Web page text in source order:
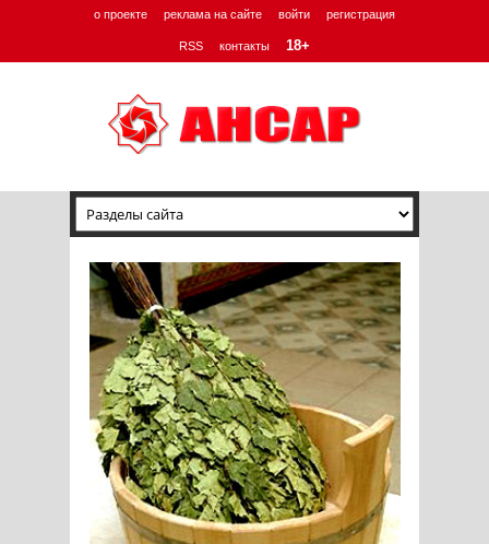
о проекте реклама на сайте войти регистрация
RSS контакты 18+